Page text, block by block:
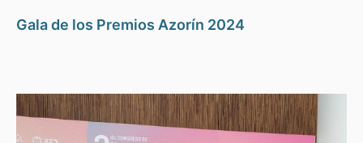
Gala de los Premios Azorín 2024